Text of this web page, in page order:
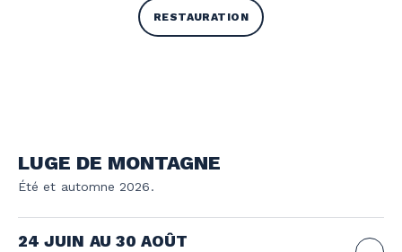
RESTAURATION
LUGE DE MONTAGNE
Été et automne 2026.
24 JUIN AU 30 AOÛT